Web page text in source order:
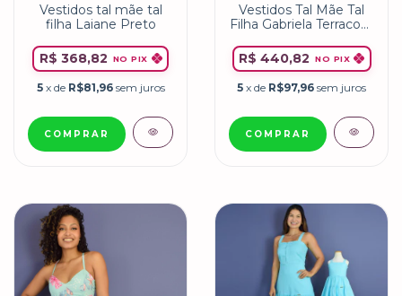
Vestidos tal mãe tal
filha Laiane Preto
R$ 368,82 NO PIX
5 x de R$81,96 sem juros
COMPRAR
Vestidos Tal Mãe Tal
Filha Gabriela Terracota
R$ 440,82
NO PIX
5 x de R$97,96 sem juros
COMPRAR